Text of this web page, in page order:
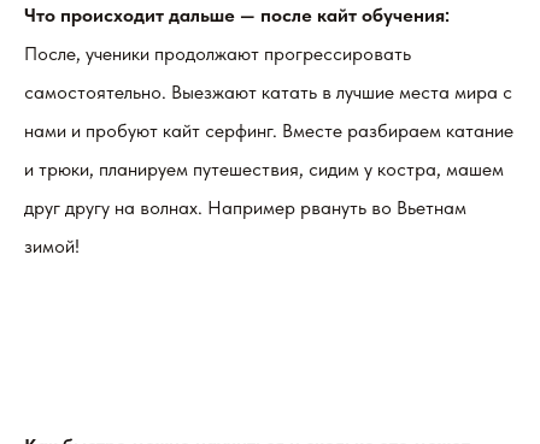
Что происходит дальше — после кайт обучения:
После, ученики продолжают прогрессировать
самостоятельно. Выезжают катать в лучшие места мира с
нами и пробуют кайт серфинг. Вместе разбираем катание
и трюки, планируем путешествия, сидим у костра, машем
друг другу на волнах. Например рвануть во Вьетнам
зимой!